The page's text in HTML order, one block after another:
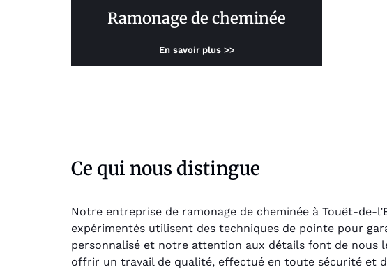
Ramonage de cheminée
En savoir plus >>
Ce qui nous distingue
Notre entreprise de ramonage de cheminée à Touët-de-
expérimentés utilisent des techniques de pointe pour
personnalisé et notre attention aux détails font de nous
offrir un travail de qualité, effectué en toute sécurité et